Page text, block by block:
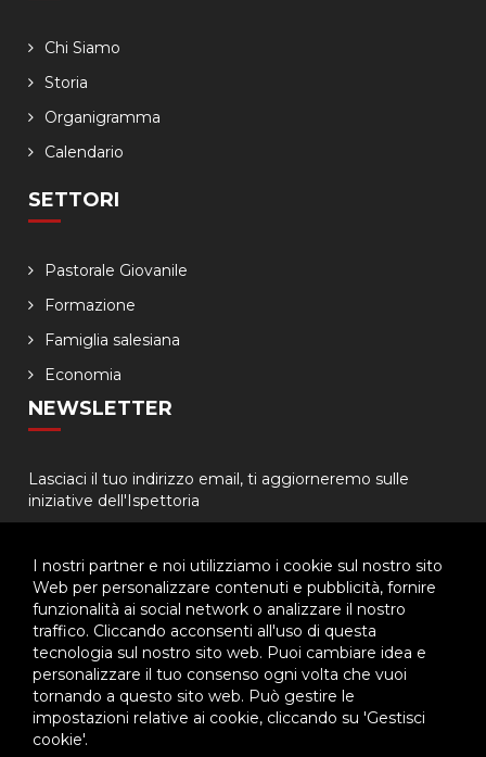
I nostri partner e noi utilizziamo i cookie sul nostro sito
Web per personalizzare contenuti e pubblicità, fornire
funzionalità ai social network o analizzare il nostro
traffico. Cliccando acconsenti all'uso di questa
tecnologia sul nostro sito web. Puoi cambiare idea e
personalizzare il tuo consenso ogni volta che vuoi
tornando a questo sito web. Può gestire le
impostazioni relative ai cookie, cliccando su 'Gestisci
cookie'.
Chi Siamo
Storia
Organigramma
Calendario
SETTORI
Pastorale Giovanile
Formazione
Famiglia salesiana
Economia
NEWSLETTER
Lasciaci il tuo indirizzo email, ti aggiorneremo sulle
iniziative dell'Ispettoria
© 2026 - Ispettoria Salesiana Meridionale - All rights reserved. | P.IVA
80057280630 |
Privacy & Cookie Policy - Gestisci Cookie